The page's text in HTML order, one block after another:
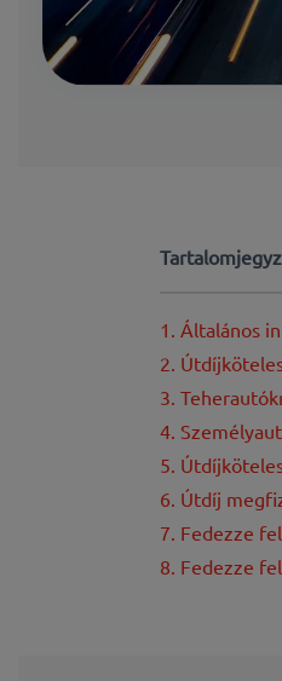
1. Általános
2.
3.
4.
5.
6. Útdíj
7. Fedezze
8. Fedezze